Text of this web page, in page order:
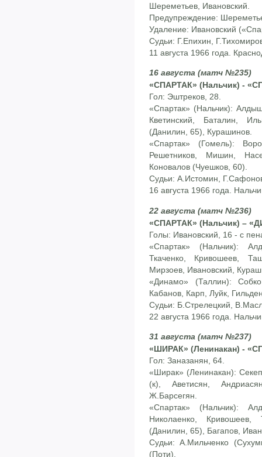
Шереметьев, Ивановский.
Предупреждение:
Удаление: Ивановский
Судьи: Г.Епихин,
11 августа 1966 года.
16 августа (матч №235)
«СПАРТАК» (Нальчик) -
Гол: Эштреков, 28.
«Спартак» (Нальчик):
Кветинский, Баталин,
(Данилин, 65), Курашинов.
«Спартак» (Гомель):
Решетников, Мишин,
Коновалов (Чуешков, 60).
Судьи: А.Истомин,
16 августа 1966 года.
22 августа (матч №236)
«СПАРТАК» (Нальчик) –
Голы: Ивановский, 16 - с
«Спартак» (Нальчик):
Ткаченко, Кривошеев,
Мирзоев, Ивановский,
«Динамо» (Таллин):
Кабанов, Карп, Луйк,
Судьи: Б.Стрелецкий,
22 августа 1966 года.
31 августа (матч №237)
«ШИРАК» (Ленинакан) -
Гол: Заназанян, 64.
«Ширак» (Ленинакан):
(к), Аветисян,
Ж.Барсегян.
«Спартак» (Нальчик):
Николаенко, Кривошеев,
(Данилин, 65), Багапов,
Судьи: А.Мильченко
(Поти).